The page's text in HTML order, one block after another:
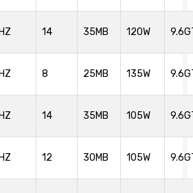
14 35MB 120W
8 25MB 135W
14 35MB 105W
12 30MB 105W